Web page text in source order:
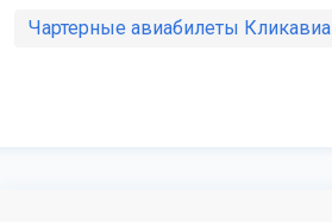
Чартерные авиабилеты Кликавиа